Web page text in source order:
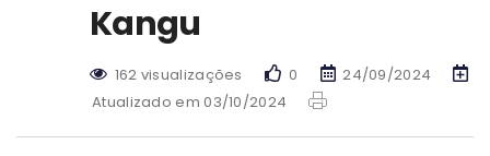
Kangu
162 visualizações 0
24/09/2024
Atualizado em 03/10/2024